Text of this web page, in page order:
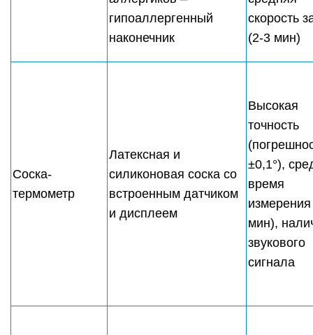
гипоаллергенный
наконечник
скорость
(2-3 мин)
Соска-
термометр
Латексная и
силиконовая соска со
встроенным датчиком
и дисплеем
Высокая
точность
±0,1°),
время
мин),
звукового
сигнала